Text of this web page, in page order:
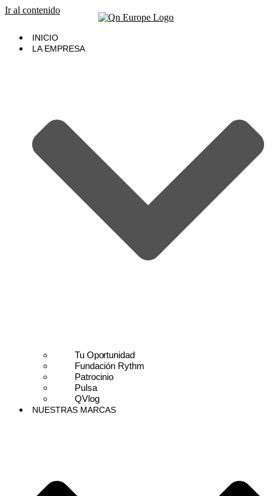
Ir al contenido
INICIO
LA EMPRESA
Tu Oportunidad
Fundación Rythm
Patrocinio
Pulsa
QVlog
NUESTRAS MARCAS